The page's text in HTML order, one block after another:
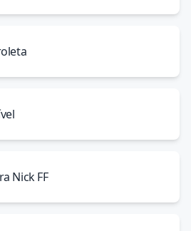
Nick FF